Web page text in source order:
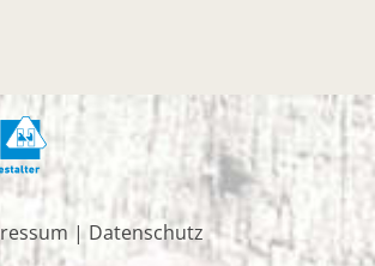
| Datenschutz